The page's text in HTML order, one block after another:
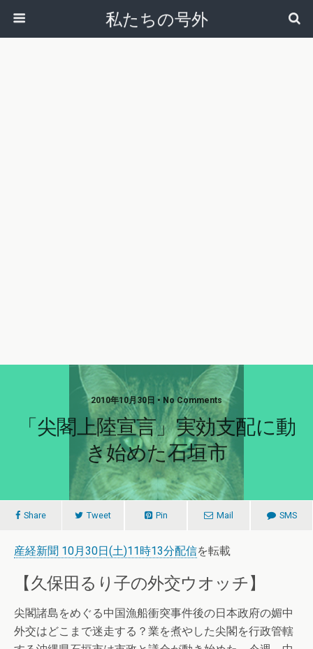
私たちの号外
2010年10月30日 • No Comments
「尖閣上陸宣言」実効支配に動
き始めた石垣市
Share Tweet Pin Mail SMS
産経新聞 10月30日(土)11時13分配信を転載
【久保田るり子の外交ウオッチ】
尖閣諸島をめぐる中国漁船衝突事件後の日本政府の媚中
外交はどこまで迷走する？業を煮やした尖閣を行政管轄